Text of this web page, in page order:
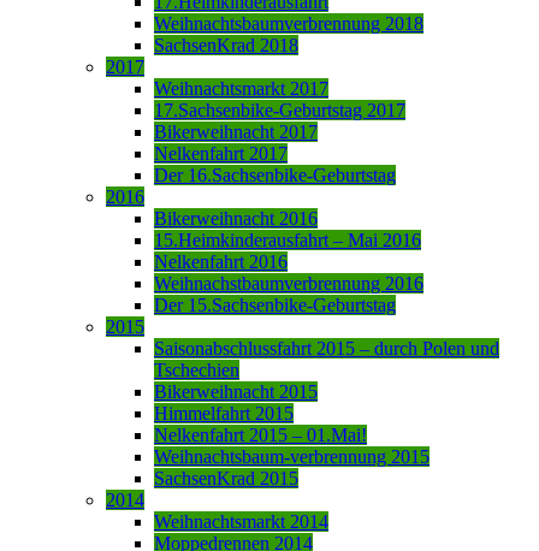
Weihnachtsbaumverbrennung 2018
SachsenKrad 2018
2017
Weihnachtsmarkt 2017
17.Sachsenbike-Geburtstag 2017
Bikerweihnacht 2017
Nelkenfahrt 2017
Der 16.Sachsenbike-Geburtstag
2016
Bikerweihnacht 2016
15.Heimkinderausfahrt – Mai 2016
Nelkenfahrt 2016
Weihnachstbaumverbrennung 2016
Der 15.Sachsenbike-Geburtstag
2015
Saisonabschlussfahrt 2015 – durch Polen und
Tschechien
Bikerweihnacht 2015
Himmelfahrt 2015
Nelkenfahrt 2015 – 01.Mai!
Weihnachtsbaum-verbrennung 2015
SachsenKrad 2015
2014
Weihnachtsmarkt 2014
Moppedrennen 2014